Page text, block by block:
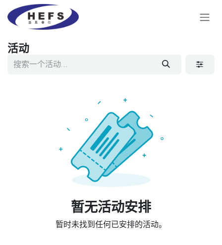
跳至内容
活动
暂无活动安排
暂时未找到任何已安排的活动。